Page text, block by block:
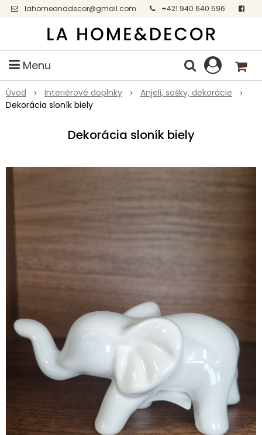
lahomeanddecor@gmail.com
+421 940 640 596
Facebook
Menu
Úvod Interiérové doplnky
Anjeli, sošky, dekorácie
Dekorácia sloník biely
Dekorácia sloník biely